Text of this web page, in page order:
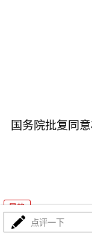
国务院批复同
最热
点评一下